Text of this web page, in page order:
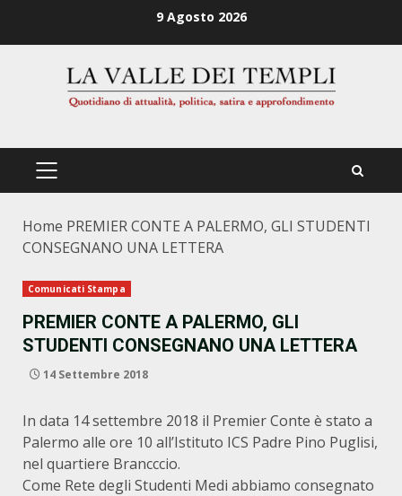
9 Agosto 2026
PRIMÄRES
Home PREMIER CONTE A PALERMO, GLI STUDENTI
CONSEGNANO UNA LETTERA
Comunicati Stampa
PREMIER CONTE A PALERMO, GLI
STUDENTI CONSEGNANO UNA LETTERA
14 Settembre 2018
In data 14 settembre 2018 il Premier Conte è stato a
Palermo alle ore 10 all’Istituto ICS Padre Pino Puglisi,
nel quartiere Brancccio.
Come Rete degli Studenti Medi abbiamo consegnato